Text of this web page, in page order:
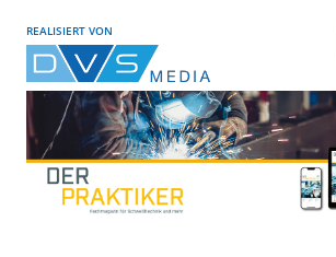
REALISIERT VON